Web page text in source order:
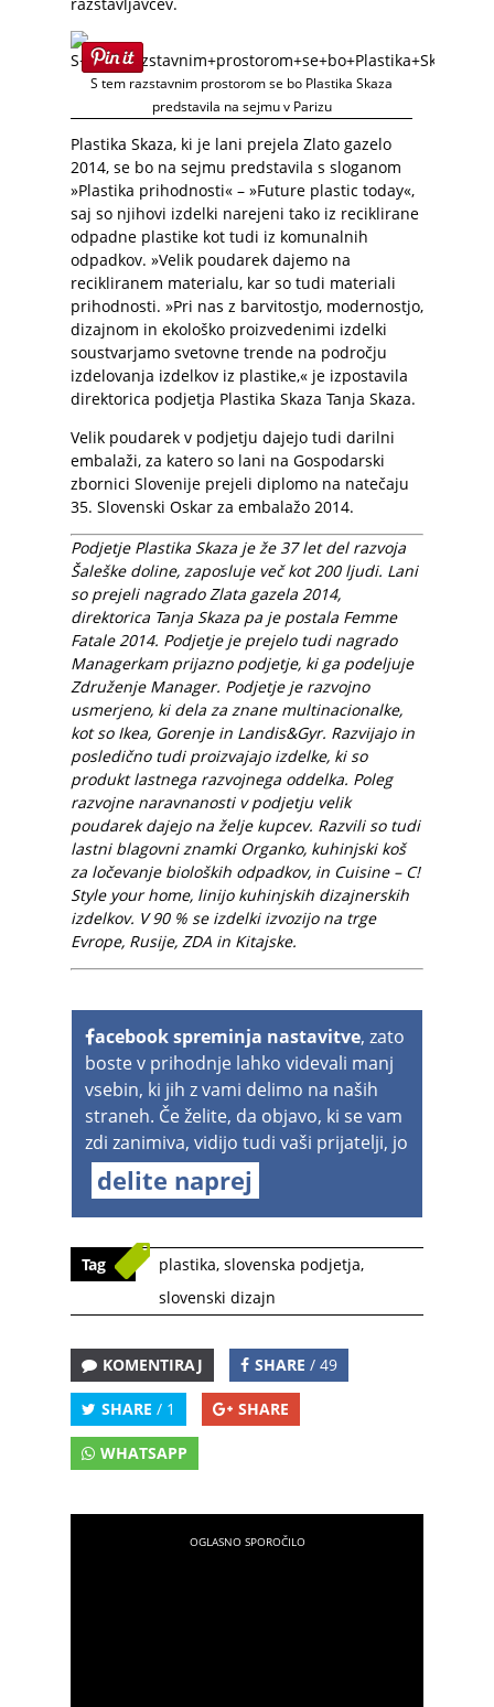
S tem razstavnim prostorom se bo Plastika Skaza
predstavila na sejmu v Parizu
Plastika Skaza, ki je lani prejela Zlato gazelo
2014, se bo na sejmu predstavila s sloganom
»Plastika prihodnosti« – »Future plastic today«,
saj so njihovi izdelki narejeni tako iz reciklirane
odpadne plastike kot tudi iz komunalnih
odpadkov. »Velik poudarek dajemo na
recikliranem materialu, kar so tudi materiali
prihodnosti. »Pri nas z barvitostjo, modernostjo,
dizajnom in ekološko proizvedenimi izdelki
soustvarjamo svetovne trende na področju
izdelovanja izdelkov iz plastike,« je izpostavila
direktorica podjetja Plastika Skaza Tanja Skaza.
Velik poudarek v podjetju dajejo tudi darilni
embalaži, za katero so lani na Gospodarski
zbornici Slovenije prejeli diplomo na natečaju
35. Slovenski Oskar za embalažo 2014.
Podjetje Plastika Skaza je že 37 let del razvoja
Šaleške doline, zaposluje več kot 200 ljudi. Lani
so prejeli nagrado Zlata gazela 2014,
direktorica Tanja Skaza pa je postala Femme
Fatale 2014. Podjetje je prejelo tudi nagrado
Managerkam prijazno podjetje, ki ga podeljuje
Združenje Manager. Podjetje je razvojno
usmerjeno, ki dela za znane multinacionalke,
kot so Ikea, Gorenje in Landis&Gyr. Razvijajo in
posledično tudi proizvajajo izdelke, ki so
produkt lastnega razvojnega oddelka. Poleg
razvojne naravnanosti v podjetju velik
poudarek dajejo na želje kupcev. Razvili so tudi
lastni blagovni znamki Organko, kuhinjski koš
za ločevanje bioloških odpadkov, in Cuisine – C!
Style your home, linijo kuhinjskih dizajnerskih
izdelkov. V 90 % se izdelki izvozijo na trge
Evrope, Rusije, ZDA in Kitajske.
acebook spreminja nastavitve, zato
boste v prihodnje lahko videvali manj
vsebin, ki jih z vami delimo na naših
straneh. Če želite, da objavo, ki se vam
zdi zanimiva, vidijo tudi vaši prijatelji, jo
delite naprej
Tag plastika, slovenska podjetja,
slovenski dizajn
KOMENTIRAJ SHARE / 49
SHARE / 1 SHARE
WHATSAPP